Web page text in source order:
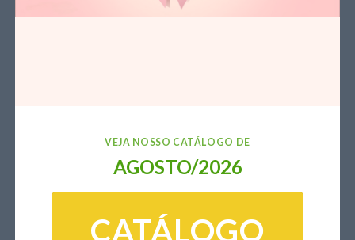
VEJA NOSSO CATÁLOGO DE
AGOSTO/2026
CATÁLOGO